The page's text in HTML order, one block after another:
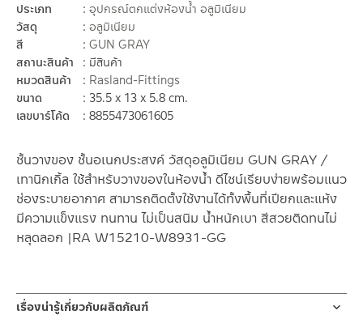
ชั้นวางของ ชั้นอเนกประสงค์ วัสดุอลูมิเนียม GUN GRAY /
เทานิกเกิ้ล ใช้สำหรับวางของในห้องน้ำ ดีไซน์เรียบง่ายพร้อมแนว
ช่องระบายอากาศ สามารถติดตั้งใช้งานได้ทั้งพื้นที่เปียกและแห้ง
มีความแข็งแรง ทนทาน ไม่เป็นสนิม น้ำหนักเบา สีสวยติดทนไม่
หลุดลอก |RA W15210-W8931-GG
ประเภท
อุปกรณ์ตกแต่งห้องน้ำ อลูมิเนียม
วัสดุ
อลูมิเนียม
สี
GUN GRAY
สถานะสินค้า
มีสินค้า
หมวดสินค้า
Rasland-Fittings
ขนาด
35.5 x 13 x 5.8 cm.
เลขบาร์โค้ด
8855473061605
เรื่องน่ารู้เกี่ยวกับผลิตภัณฑ์